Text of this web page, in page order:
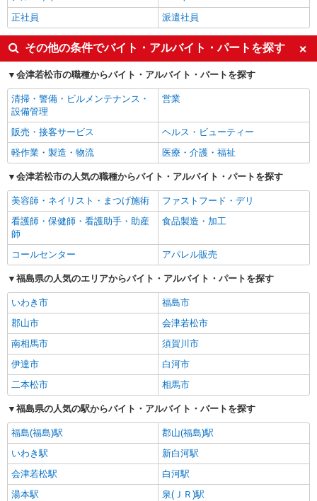
正社員
派遣社員
その他の条件でバイト・アルバイト・パートを探す
会津若松市の職種からバイト・アルバイト・パートを探す
清掃・警備・ビルメンテナンス・
設備管理
営業
販売・接客サービス
ヘルス・ビューティー
軽作業・製造・物流
医療・介護・福祉
会津若松市の人気の職種からバイト・アルバイト・パートを探す
美容師・ネイリスト・まつげ施術
ファストフード・デリ
看護師・保健師・看護助手・助産
師
食品製造・加工
コールセンター アパレル販売
福島県の人気のエリアからバイト・アルバイト・パートを探す
いわき市
福島市
郡山市
会津若松市
南相馬市
須賀川市
伊達市
白河市
二本松市
相馬市
福島県の人気の駅からバイト・アルバイト・パートを探す
福島(福島)駅
郡山(福島)駅
いわき駅
新白河駅
会津若松駅
白河駅
湯本駅
泉(ＪＲ)駅